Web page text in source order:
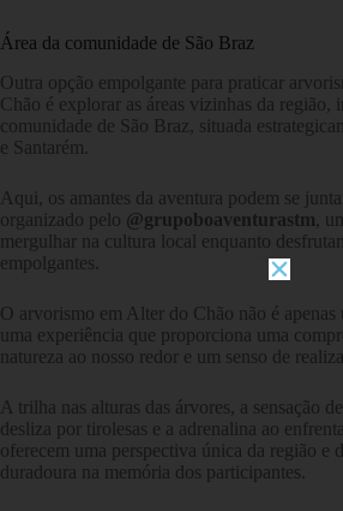
Área da comunidade de São Braz
Outra opção empolgante para praticar
Chão é explorar as áreas vizinhas da região,
comunidade de São Braz, situada
e Santarém.
Aqui, os amantes da aventura podem se
organizado pelo @grupoboaventurastm ,
mergulhar na cultura local enquanto
empolgantes.
O arvorismo em Alter do Chão não é apenas
uma experiência que proporciona uma
natureza ao nosso redor e um senso de
A trilha nas alturas das árvores, a sensação
desliza por tirolesas e a adrenalina ao
oferecem uma perspectiva única da região e
duradoura na memória dos participantes.